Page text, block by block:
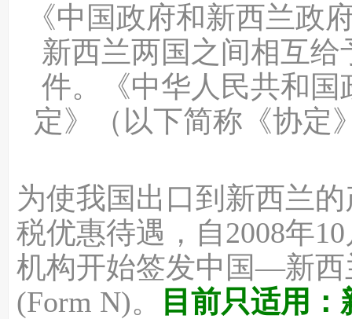
《中国政府和新西兰政
新西兰两国之间相互
件。《中华人民共和
定》（以下简称《协定
为使我国出口到新西兰
税优惠待遇，自2008年
机构开始签发中国—新西
(Form N)。
目前只适用